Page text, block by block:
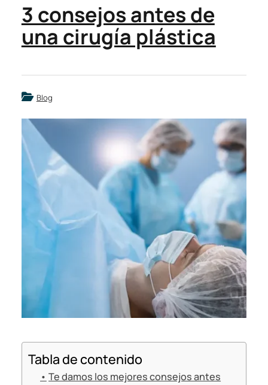
3 consejos antes de
una cirugía plástica
Blog
Tabla de contenido
Te damos los mejores consejos antes